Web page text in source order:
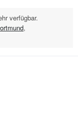
verfügbar.
,